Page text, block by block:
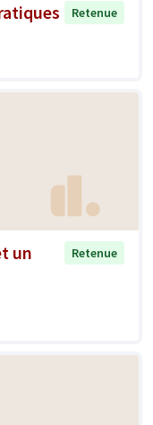
Retenue
un
Retenue